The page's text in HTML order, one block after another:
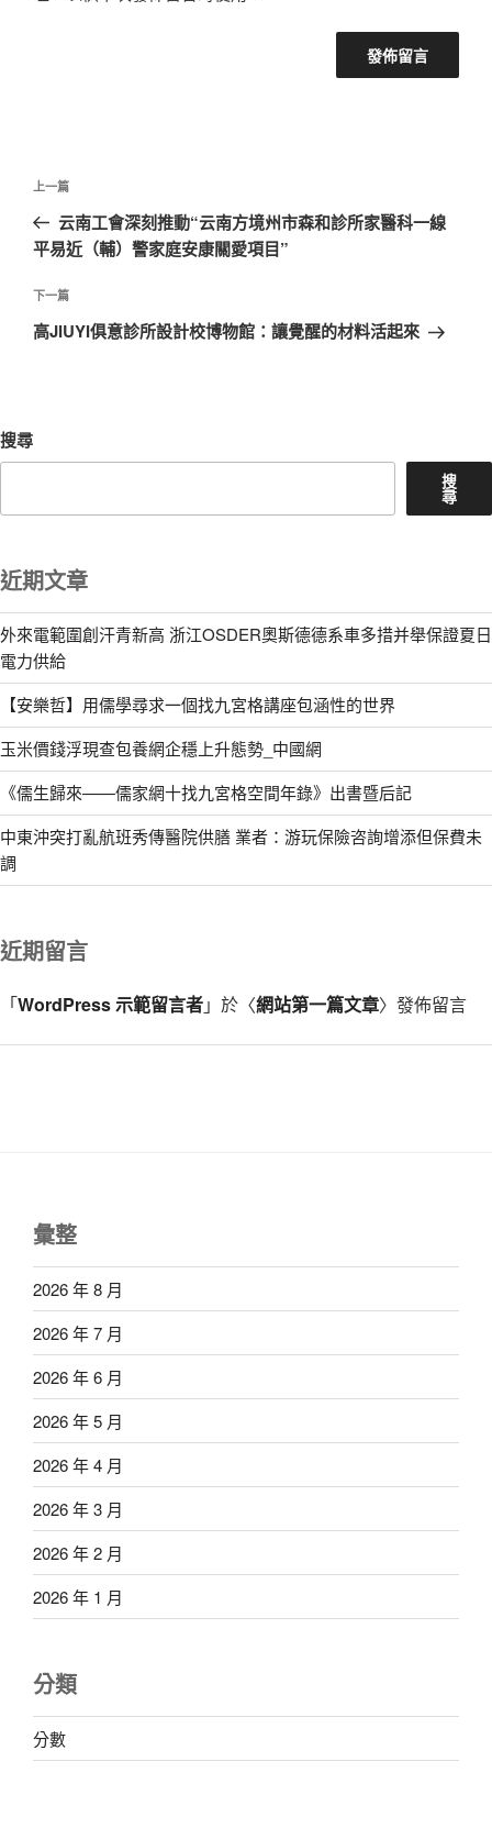
文
導
覽
上
一
篇
章
上一篇
云南工會深刻推動“云南方境州市森和診所家醫科一線
平易近（輔）警家庭安康關愛項目”
下
一
下一篇
高JIUYI俱意診所設計校博物館：讓覺醒的材料活起來
搜尋
搜
尋
近期文章
外來電範圍創汗青新高 浙江OSDER奧斯德德系車多措并舉保證夏日
電力供給
【安樂哲】用儒學尋求一個找九宮格講座包涵性的世界
玉米價錢浮現查包養網企穩上升態勢_中國網
《儒生歸來——儒家網十找九宮格空間年錄》出書暨后記
中東沖突打亂航班秀傳醫院供膳 業者：游玩保險咨詢增添但保費未
調
近期留言
「WordPress 示範留言者」於〈網站第一篇文章〉發佈留言
彙整
2026 年 8 月
2026 年 7 月
2026 年 6 月
2026 年 5 月
2026 年 4 月
2026 年 3 月
2026 年 2 月
2026 年 1 月
分類
分數